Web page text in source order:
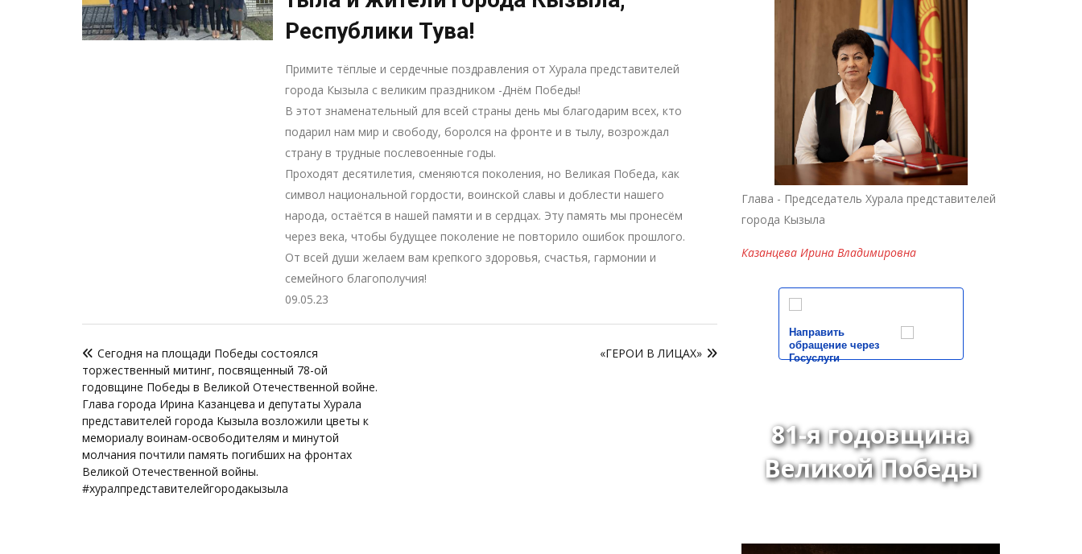
Республики Тува!
Примите тёплые и сердечные поздравления от Хурала представителей
города Кызыла с великим праздником -Днём Победы!
В этот знаменательный для всей страны день мы благодарим всех, кто
подарил нам мир и свободу, боролся на фронте и в тылу, возрождал
страну в трудные послевоенные годы.
Проходят десятилетия, сменяются поколения, но Великая Победа, как
символ национальной гордости, воинской славы и доблести нашего
народа, остаётся в нашей памяти и в сердцах. Эту память мы пронесём
через века, чтобы будущее поколение не повторило ошибок прошлого.
От всей души желаем вам крепкого здоровья, счастья, гармонии и
семейного благополучия!
09.05.23
по
записям
Сегодня на площади Победы состоялся
торжественный митинг, посвященный 78-ой
годовщине Победы в Великой Отечественной войне.
Глава города Ирина Казанцева и депутаты Хурала
представителей города Кызыла возложили цветы к
мемориалу воинам-освободителям и минутой
молчания почтили память погибших на фронтах
Великой Отечественной войны.
#хуралпредставителейгородакызыла
«ГЕРОИ В ЛИЦАХ»
Глава - Председатель Хурала представителей
города Кызыла
Казанцева Ирина Владимировна
Направить
обращение через
Госуслуги
81-я годовщина
Великой Победы